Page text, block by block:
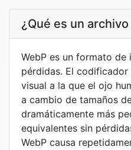
¿Qué es un
WebP es un formato
pérdidas. El
visual a la que el ojo
a cambio de tamaños
dramáticamente más
equivalentes sin
WebP causa